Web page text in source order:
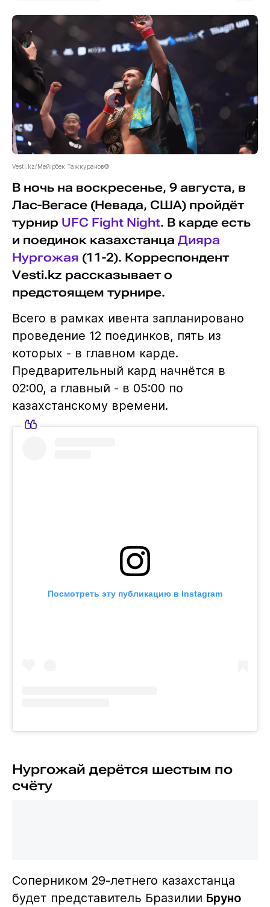
Vesti.kz/Мейірбек Тажкуранов©
В ночь на воскресенье, 9 августа, в
Лас-Вегасе (Невада, США) пройдёт
турнир UFC Fight Night. В карде есть
и поединок казахстанца Дияра
Нургожая (11-2). Корреспондент
Vesti.kz рассказывает о
предстоящем турнире.
Всего в рамках ивента запланировано
проведение 12 поединков, пять из
которых - в главном карде.
Предварительный кард начнётся в
02:00, а главный - в 05:00 по
казахстанскому времени.
Посмотреть эту публикацию в Instagram
Нургожай дерётся шестым по
счёту
Соперником 29-летнего казахстанца
будет представитель Бразилии Бруно